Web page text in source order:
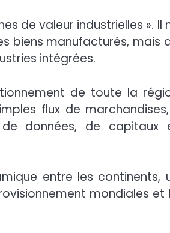
de valeur industrielles ». Il
biens manufacturés, mais
intégrées.
de toute la
flux de
données, de capitaux
entre les continents,
mondiales et